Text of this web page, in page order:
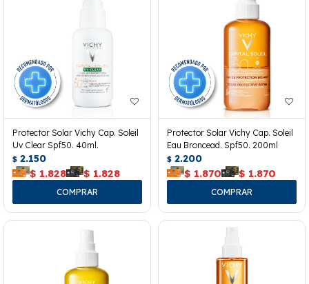
Protector Solar Vichy Cap. Soleil
Uv Clear Spf50. 40ml.
$ 2.150
$ 1.828 $ 1.828
Protector Solar Vichy Cap. Soleil
Eau Broncead. Spf50. 200ml
$ 2.200
$ 1.870 $ 1.870